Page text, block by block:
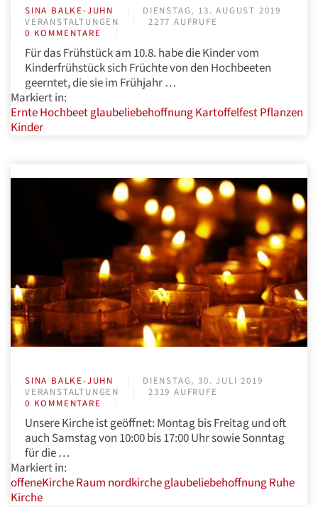
SINA BALKE-JUHN
DIENSTAG, 13. AUGUST 2019
VERANSTALTUNGEN
2277 AUFRUFE
0 KOMMENTARE
Für das Frühstück am 10.8. habe die Kinder vom
Kinderfrühstück sich Früchte von den Hochbeeten
geerntet, die sie im Frühjahr …
Markiert in:
ErnteHochbeetglaubeliebehoffnungKartoffelfestPflanzen
Kinder
SINA BALKE-JUHN
DIENSTAG, 30. JULI 2019
VERANSTALTUNGEN
2319 AUFRUFE
0 KOMMENTARE
Unsere Kirche ist geöffnet: Montag bis Freitag und oft
auch Samstag von 10:00 bis 17:00 Uhr sowie Sonntag
für die …
Markiert in:
offeneKircheRaum nordkircheglaubeliebehoffnungRuhe
Kirche